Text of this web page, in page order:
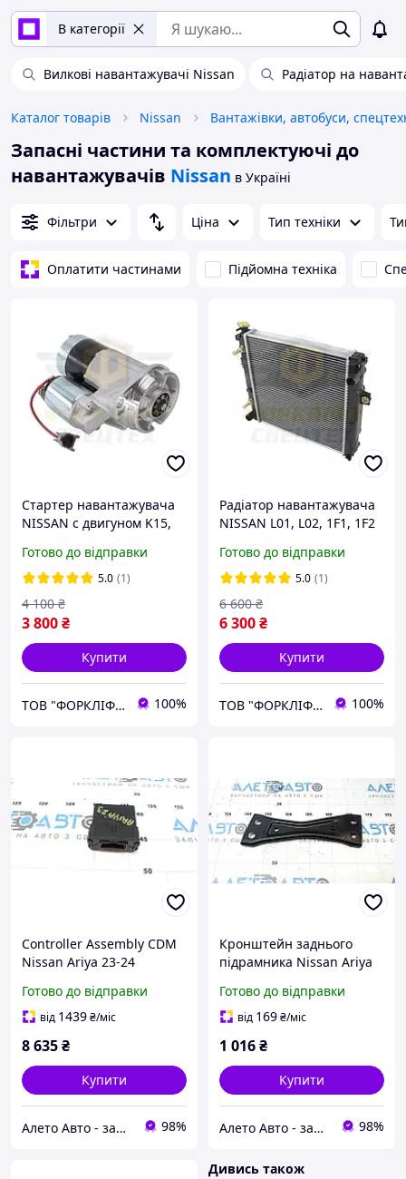
В категорії
Вилкові навантажувачі Nissan Радіатор на
Каталог товарів Nissan Вантажівки, автобуси,
Запасні частини та комплектуючі до
навантажувачів Nissan в Україні
Фільтри Ціна Тип техніки
Оплатити частинами Підйомна техніка
Стартер навантажувача
NISSAN с двигуном K15,
23300-F4U10, 23300-
FU410, 23300-GS20A,
23300-GS20B
Готово до відправки
5.0 (1)
3 800₴
4 100 ₴
Купити
ТОВ "ФОРКЛІФТ-СПЕЦТЕХ" 100%
Радіатор навантажувача
NISSAN L01, L02, 1F1, 1F2
FJ10A, 21450-FC30A,
21460FJ101, 21460FJ10A,
21450FC30A
Готово до відправки
5.0 (1)
6 300₴
6 600 ₴
Купити
ТОВ "ФОРКЛІФТ-СПЕЦТЕХ" 100%
Controller Assembly CDM
Nissan Ariya 23-24
Готово до відправки
від 1439₴/міс
8 635₴
Купити
Алето Авто - запчастини на авто зі США 98%
Кронштейн заднього
підрамника Nissan Ariya
Готово до відправки
від 169₴/міс
1 016₴
Купити
Алето Авто - запчастини на авто зі США 98%
Дивись також